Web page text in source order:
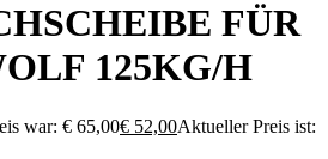
FÜR
125KG/H
war: € 65,00€ 52,00Aktueller Preis ist: